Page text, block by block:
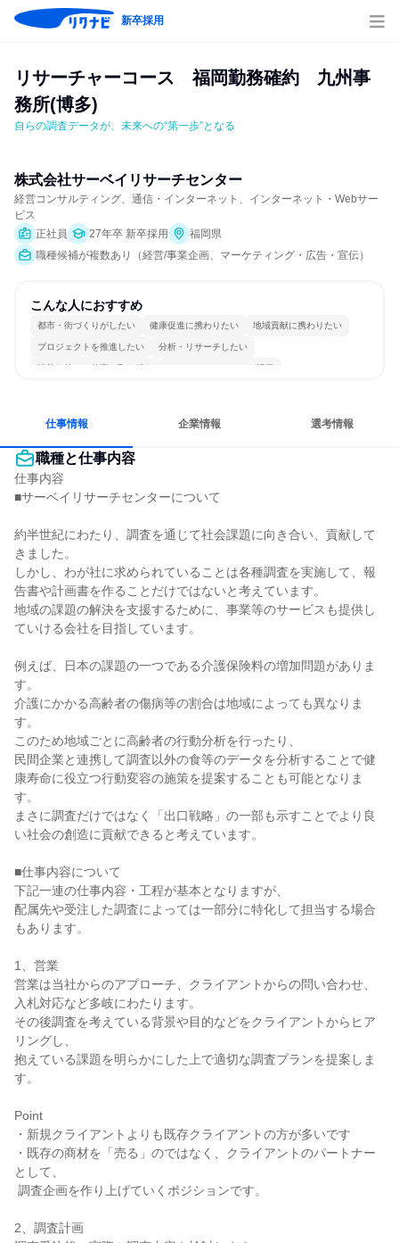
新卒採用
リサーチャーコース　福岡勤務確約　九州事
務所(博多)
自らの調査データが、未来への“第一歩”となる
株式会社サーベイリサーチセンター
経営コンサルティング、通信・インターネット、インターネット・Webサー
ビス
正社員
27年卒 新卒採用
福岡県
職種候補が複数あり（経営/事業企画、マーケティング・広告・宣伝）
こんな人におすすめ
都市・街づくりがしたい 健康促進に携わりたい 地域貢献に携わりたい
プロジェクトを推進したい 分析・リサーチしたい
情熱を持って仕事に取り組む コミュニケーションが活発
仕事情報 企業情報 選考情報
職種と仕事内容
仕事内容
■サーベイリサーチセンターについて
約半世紀にわたり、調査を通じて社会課題に向き合い、貢献して
きました。
しかし、わが社に求められていることは各種調査を実施して、報
告書や計画書を作ることだけではないと考えています。
地域の課題の解決を支援するために、事業等のサービスも提供し
ていける会社を目指しています。
例えば、日本の課題の一つである介護保険料の増加問題がありま
す。
介護にかかる高齢者の傷病等の割合は地域によっても異なりま
す。
このため地域ごとに高齢者の行動分析を行ったり、
民間企業と連携して調査以外の食等のデータを分析することで健
康寿命に役立つ行動変容の施策を提案することも可能となりま
す。
まさに調査だけではなく「出口戦略」の一部も示すことでより良
い社会の創造に貢献できると考えています。
■仕事内容について
下記一連の仕事内容・工程が基本となりますが、
配属先や受注した調査によっては一部分に特化して担当する場合
もあります。
1、営業
営業は当社からのアプローチ、クライアントからの問い合わせ、
入札対応など多岐にわたります。
その後調査を考えている背景や目的などをクライアントからヒア
リングし、
抱えている課題を明らかにした上で適切な調査プランを提案しま
す。
Point
・新規クライアントよりも既存クライアントの方が多いです
・既存の商材を「売る」のではなく、クライアントのパートナー
として、
2、調査計画